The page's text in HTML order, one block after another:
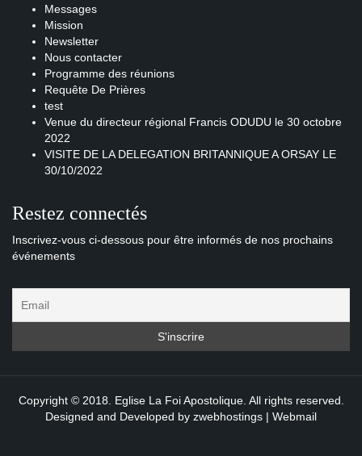
Messages
Mission
Newsletter
Nous contacter
Programme des réunions
Requête De Prières
test
Venue du directeur régional Francis ODUDU le 30 octobre
2022
VISITE DE LA DELEGATION BRITANNIQUE A ORSAY LE
30/10/2022
Restez connectés
Inscrivez-vous ci-dessous pour être informés de nos prochains
événements
Copyright © 2018. Eglise La Foi Apostolique. All rights reserved.
Designed and Developed by zwebhostings | Webmail